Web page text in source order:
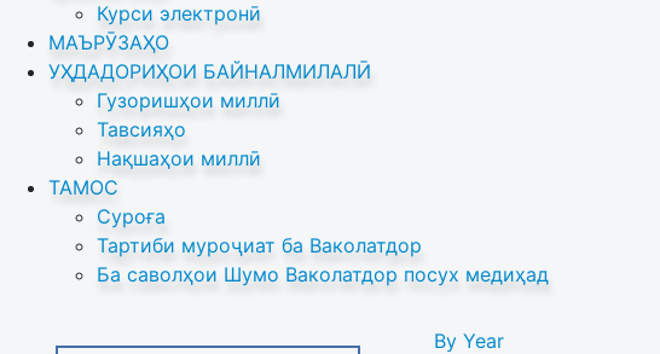
Курси электронӣ
МАЪРӮЗАҲО
УҲДАДОРИҲОИ БАЙНАЛМИЛАЛӢ
Гузоришҳои миллӣ
Тавсияҳо
Нақшаҳои миллӣ
ТАМОС
Суроға
Тартиби муроҷиат ба Ваколатдор
Ба саволҳои Шумо Ваколатдор посух медиҳад
By Year